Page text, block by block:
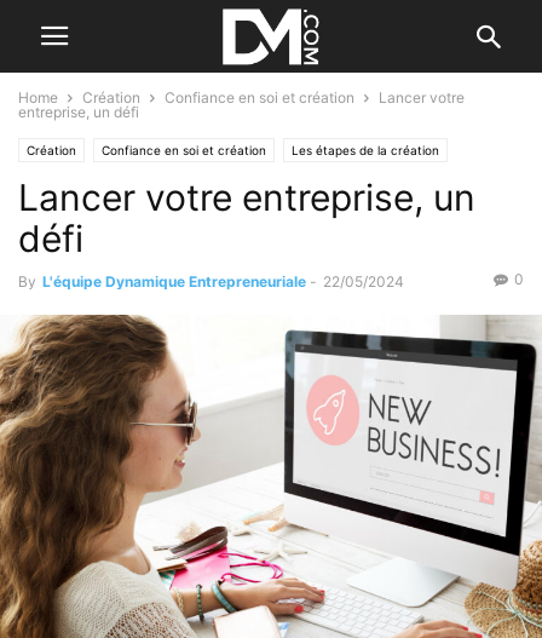
Home Création Confiance en soi et création
Lancer votre
entreprise, un défi
Création Confiance en soi et création Les étapes de la création
Lancer votre entreprise, un
défi
By L'équipe Dynamique Entrepreneuriale - 22/05/2024 0